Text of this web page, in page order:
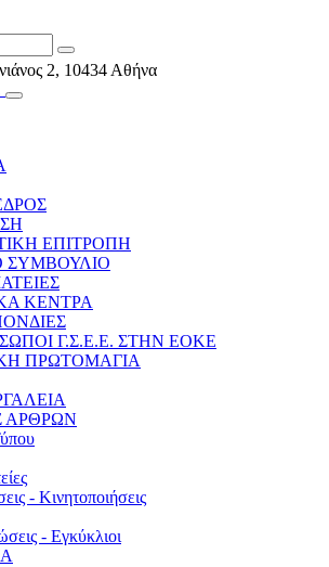
2, 10434 Αθήνα
ΕΠΙΤΡΟΠΗ
ΣΥΜΒΟΥΛΙΟ
ΚΕΝΤΡΑ
Γ.Σ.Ε.Ε. ΣΤΗΝ ΕΟΚΕ
ΠΡΩΤΟΜΑΓΙΑ
ΑΡΘΡΩΝ
- Κινητοποιήσεις
- Εγκύκλιοι